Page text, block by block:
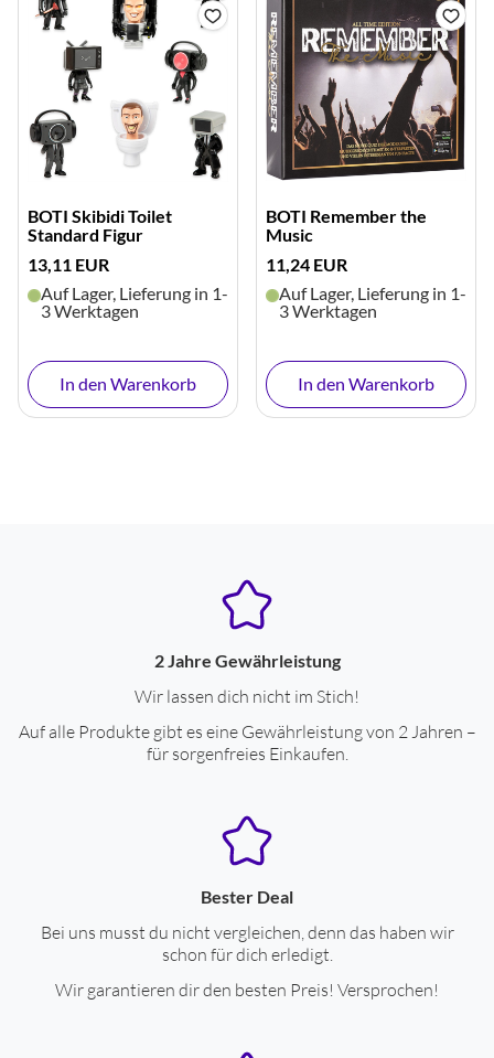
BOTI Skibidi Toilet
Standard Figur
13,11 EUR
Auf Lager, Lieferung in 1-
3 Werktagen
In den Warenkorb
BOTI Remember the
Music
11,24 EUR
Auf Lager, Lieferung in 1-
3 Werktagen
In den Warenkorb
2 Jahre Gewährleistung
Wir lassen dich nicht im Stich!
Auf alle Produkte gibt es eine Gewährleistung von 2 Jahren –
für sorgenfreies Einkaufen.
Bester Deal
Bei uns musst du nicht vergleichen, denn das haben wir
schon für dich erledigt.
Wir garantieren dir den besten Preis! Versprochen!